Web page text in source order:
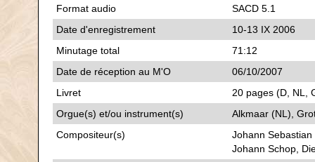
Format audio
SACD 5.1
Date d'enregistrement
10-13 IX 2006
Minutage total
71:12
Date de réception au M'O
06/10/2007
Livret
20 pages (D, NL,
Orgue(s) et/ou instrument(s)
Alkmaar (NL),
Compositeur(s)
Johann
Johann Schop,